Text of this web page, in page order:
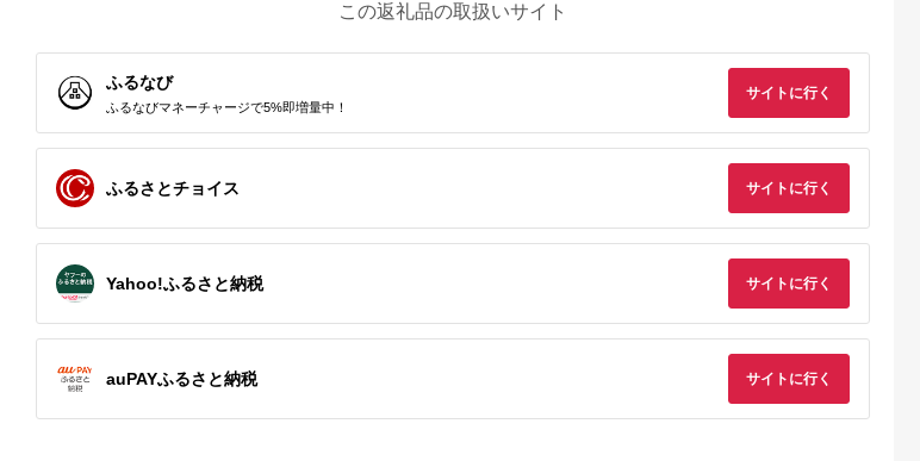
この返礼品の取扱いサイト
ふるなび
ふるなびマネーチャージで5%即増量中！
サイトに行く
ふるさとチョイス サイトに行く
Yahoo!ふるさと納税 サイトに行く
auPAYふるさと納税 サイトに行く